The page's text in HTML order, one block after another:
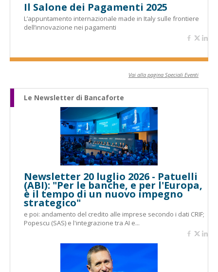
Il Salone dei Pagamenti 2025
L’appuntamento internazionale made in Italy sulle frontiere
dell’innovazione nei pagamenti
Vai alla pagina Speciali Eventi
Le Newsletter di Bancaforte
Newsletter 20 luglio 2026 - Patuelli
(ABI): "Per le banche, e per l'Europa,
è il tempo di un nuovo impegno
strategico"
e poi: andamento del credito alle imprese secondo i dati CRIF;
Popescu (SAS) e l'integrazione tra AI e...